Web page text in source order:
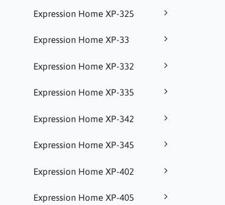
Expression Home XP-325
Expression Home XP-33
Expression Home XP-332
Expression Home XP-335
Expression Home XP-342
Expression Home XP-345
Expression Home XP-402
Expression Home XP-405